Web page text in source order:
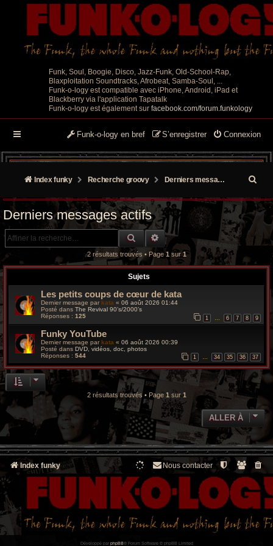
Funk, Soul, Boogie, Disco, Jazz-Funk, Old-School-Rap,
Blaxploitation Soundtracks, Afrobeat, Samba-Soul, ...
Funk-o-logy est compatible avec iPhone, Android, iPad et
Blackberry via l'application Tapatalk
Funk-o-logy est également sur facebook.com/forum.funkology
Connexion
S’enregistrer
Funk-o-logy en bref
Index funky Recherche groovy Derniers messages actifs
e
h
g
o
y
Derniers messages actifs
RECHERCHE GROOVY
RECHERCHE AVANCÉE
2 résultats trouvés • Page 1 sur 1
Sujets
Les petits coups de cœur de kata
Dernier message par kata « 06 août 2026 01:44
Posté dans The Revival 90’s/2000’s
Réponses : 125 1 6 7 8 9
Funky YouTube
Dernier message parkata « 06 août 2026 00:39
Posté dans DVD, vidéos, doc, photos
Réponses : 544 1 … 34 35 36 37
2 résultats trouvés • Page 1 sur 1
ALLER À
Index funky Nous contacter
Développé par phpBB® Forum Software © phpBB Limited